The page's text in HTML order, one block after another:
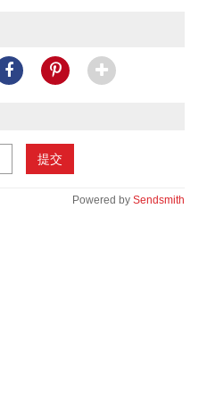
提交
Powered by Sendsmith